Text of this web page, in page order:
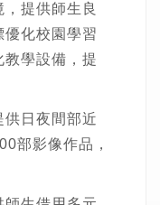
提供師生良
化校園學習
學設備，提
供日夜間部近
部影像作品，